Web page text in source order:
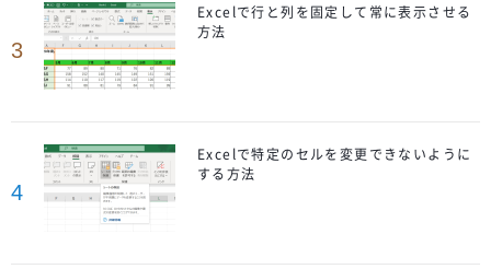
3
Excelで行と列を固定して常に表示させる
方法
4
Excelで特定のセルを変更できないように
する方法